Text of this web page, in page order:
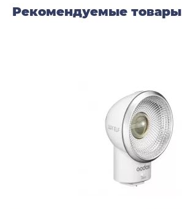
Рекомендуемые товары